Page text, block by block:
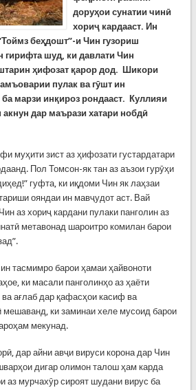
доруҳои сунатии чинӣ
хориҷ кардааст. Ин
беҳдошт”-и Чин гузориш
гирифта шуд, ки давлати Чин
ҳифозат қарор дод. Шикори
пулак ва гӯшт ин
марзи инқироз рондааст. Куллияи
акнун дар маърази хатари нобдӣ
муҳити зист аз ҳифозати густардатари
Пол Томсон-як тан аз аъзои гурӯҳи
гуфта, ки иқдоми Чин як лаҳзаи
ояндаи ин мавҷудот аст. Вай
аз хориҷ кардани пулаки панголин аз
метавонад шароитро комилан барои
тасмимро барои ҳамаи ҳайвоноти
ки масали панголинҳо аз ҳаёти
ағлаб дар қафасҳои касиф ва
мешаванд, ки заминаи хеле мусоид барои
мекунад.
дар айни авҷи вируси корона дар Чин
дигар олимон талош ҳам карда
аз мурчахӯр сироят шудани вирус ба